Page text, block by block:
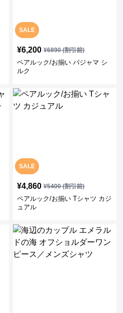
SALE
¥6,200 ¥6890(割引前)
ペアルック/お揃い パジャマ シ
ルク
SALE
¥4,860 ¥5400(割引前)
ペアルック/お揃い Tシャツ カジ
ュアル